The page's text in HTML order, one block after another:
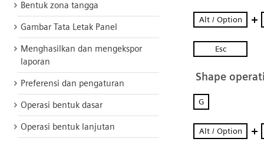
Bentuk zona tangga
Gambar Tata Letak Panel
Menghasilkan dan mengekspor
laporan
Preferensi dan pengaturan
Operasi bentuk dasar
Operasi bentuk lanjutan